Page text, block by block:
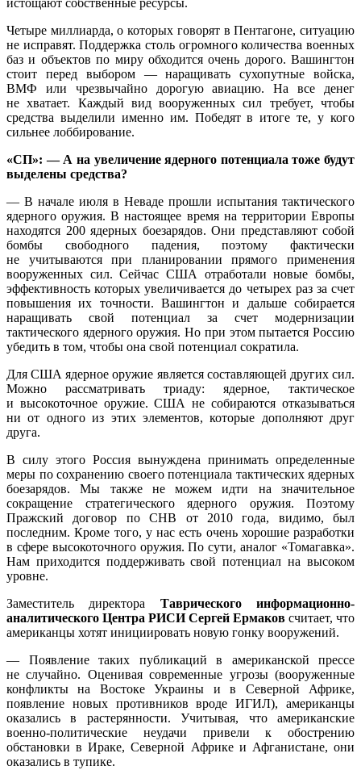
Четыре миллиарда, о которых говорят в Пентагоне, ситуацию
не исправят. Поддержка столь огромного количества военных
баз и объектов по миру обходится очень дорого. Вашингтон
стоит перед выбором — наращивать сухопутные войска,
ВМФ или чрезвычайно дорогую авиацию. На все денег
не хватает. Каждый вид вооруженных сил требует, чтобы
средства выделили именно им. Победят в итоге те, у кого
сильнее лоббирование.
«СП»: — А на увеличение ядерного потенциала тоже будут
выделены средства?
— В начале июля в Неваде прошли испытания тактического
ядерного оружия. В настоящее время на территории Европы
находятся 200 ядерных боезарядов. Они представляют собой
бомбы свободного падения, поэтому фактически
не учитываются при планировании прямого применения
вооруженных сил. Сейчас США отработали новые бомбы,
эффективность которых увеличивается до четырех раз за счет
повышения их точности. Вашингтон и дальше собирается
наращивать свой потенциал за счет модернизации
тактического ядерного оружия. Но при этом пытается Россию
убедить в том, чтобы она свой потенциал сократила.
Для США ядерное оружие является составляющей других сил.
Можно рассматривать триаду: ядерное, тактическое
и высокоточное оружие. США не собираются отказываться
ни от одного из этих элементов, которые дополняют друг
друга.
В силу этого Россия вынуждена принимать определенные
меры по сохранению своего потенциала тактических ядерных
боезарядов. Мы также не можем идти на значительное
сокращение стратегического ядерного оружия. Поэтому
Пражский договор по СНВ от 2010 года, видимо, был
последним. Кроме того, у нас есть очень хорошие разработки
в сфере высокоточного оружия. По сути, аналог «Томагавка».
Нам приходится поддерживать свой потенциал на высоком
уровне.
Заместитель директора Таврического
информационно-
аналитического Центра РИСИ Сергей Ермаков считает, что
американцы хотят инициировать новую гонку вооружений.
— Появление таких публикаций в американской прессе
не случайно. Оценивая современные угрозы (вооруженные
конфликты на Востоке Украины и в Северной Африке,
появление новых противников вроде ИГИЛ), американцы
оказались в растерянности. Учитывая, что американские
военно-политические неудачи привели к обострению
обстановки в Ираке, Северной Африке и Афганистане, они
оказались в тупике.